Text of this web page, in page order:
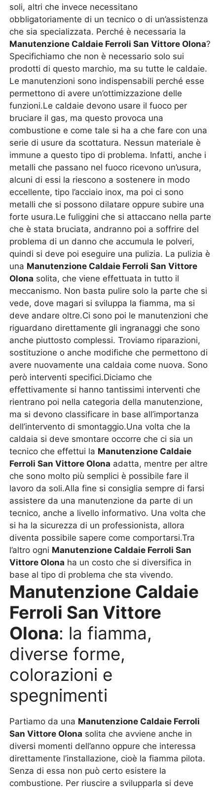
soli, altri che invece necessitano
obbligatoriamente di un tecnico o di un’assistenza
che sia specializzata. Perché è necessaria la
Manutenzione Caldaie Ferroli San Vittore Olona?
Specifichiamo che non è necessario solo sui
prodotti di questo marchio, ma su tutte le caldaie.
Le manutenzioni sono indispensabili perché esse
permettono di avere un’ottimizzazione delle
funzioni.Le caldaie devono usare il fuoco per
bruciare il gas, ma questo provoca una
combustione e come tale si ha a che fare con una
serie di usure da scottatura. Nessun materiale è
immune a questo tipo di problema. Infatti, anche i
metalli che passano nel fuoco ricevono un’usura,
alcuni di essi la riescono a sostenere in modo
eccellente, tipo l’acciaio inox, ma poi ci sono
metalli che si possono dilatare oppure subire una
forte usura.Le fuliggini che si attaccano nella parte
che è stata bruciata, andranno poi a soffrire del
problema di un danno che accumula le polveri,
quindi si deve poi eseguire una pulizia. La pulizia è
una Manutenzione Caldaie Ferroli San Vittore
Olona solita, che viene effettuata in tutto il
meccanismo. Non basta pulire solo la parte che si
vede, dove magari si sviluppa la fiamma, ma si
deve andare oltre.Ci sono poi le manutenzioni che
riguardano direttamente gli ingranaggi che sono
anche piuttosto complessi. Troviamo riparazioni,
sostituzione o anche modifiche che permettono di
avere nuovamente una caldaia come nuova. Sono
però interventi specifici.Diciamo che
effettivamente si hanno tantissimi interventi che
rientrano poi nella categoria della manutenzione,
ma si devono classificare in base all’importanza
dell’intervento di smontaggio.Una volta che la
caldaia si deve smontare occorre che ci sia un
tecnico che effettui la Manutenzione Caldaie
Ferroli San Vittore Olona adatta, mentre per altre
che sono molto più semplici è possibile fare il
lavoro da soli.Alla fine si consiglia sempre di farsi
assistere da una manutenzione da parte di un
tecnico, anche a livello informativo. Una volta che
si ha la sicurezza di un professionista, allora
diventa possibile sapere come comportarsi.Tra
l’altro ogni Manutenzione Caldaie Ferroli San
Vittore Olona ha un costo che si diversifica in
base al tipo di problema che sta vivendo.
Manutenzione Caldaie
Ferroli San Vittore
Olona: la fiamma,
diverse forme,
colorazioni e
spegnimenti
Partiamo da una Manutenzione Caldaie Ferroli
San Vittore Olona solita che avviene anche in
diversi momenti dell’anno oppure che interessa
direttamente l’installazione, cioè la fiamma pilota.
Senza di essa non può certo esistere la
combustione. Per riuscire a svilupparla si deve